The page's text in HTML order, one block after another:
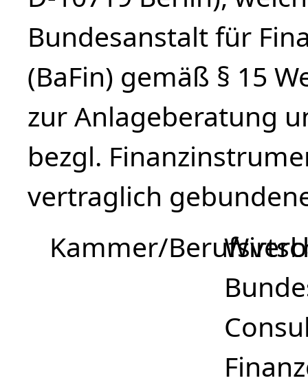
Bundesanstalt für
(BaFin) gemäß § 15
zur Anlageberatung
bezgl.
vertraglich
Kammer/